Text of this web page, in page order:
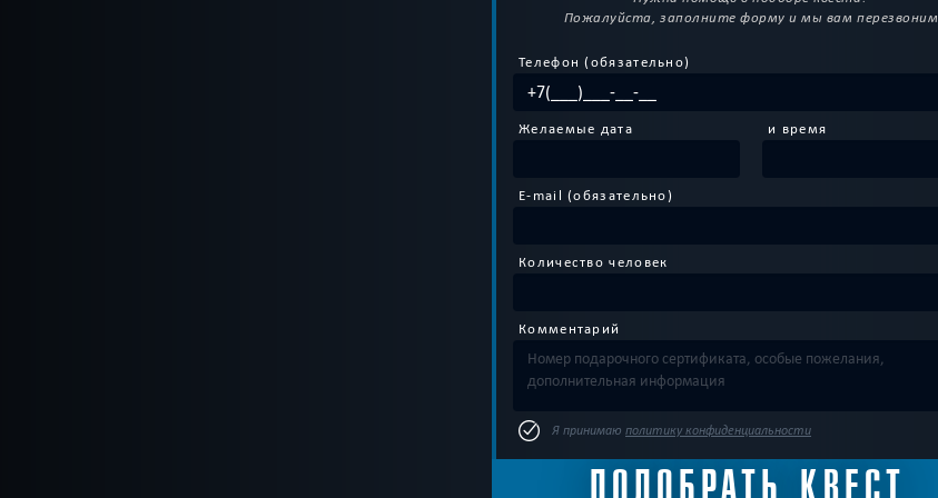
Пожалуйста, заполните форму и мы вам перезвоним
Телефон (обязательно)
Желаемые дата и время
E-mail (обязательно)
Количество человек
Комментарий
Я принимаю политику конфиденциальности